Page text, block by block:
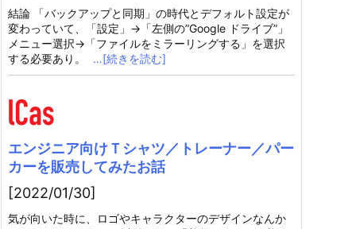
結論 「バックアップと同期」の時代とデフォルト設定が
変わっていて、「設定」→「左側の”Google ドライブ”」
メニュー選択→「ファイルをミラーリングする」を選択
する必要あり。
…[続きを読む]
エンジニア向けＴシャツ／トレーナー／パー
カーを販売してみたお話
[2022/01/30]
気が向いた時に、ロゴやキャラクターのデザインなんか